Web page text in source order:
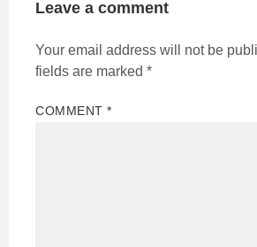
Leave a comment
Your email address will not be
fields are marked *
COMMENT*